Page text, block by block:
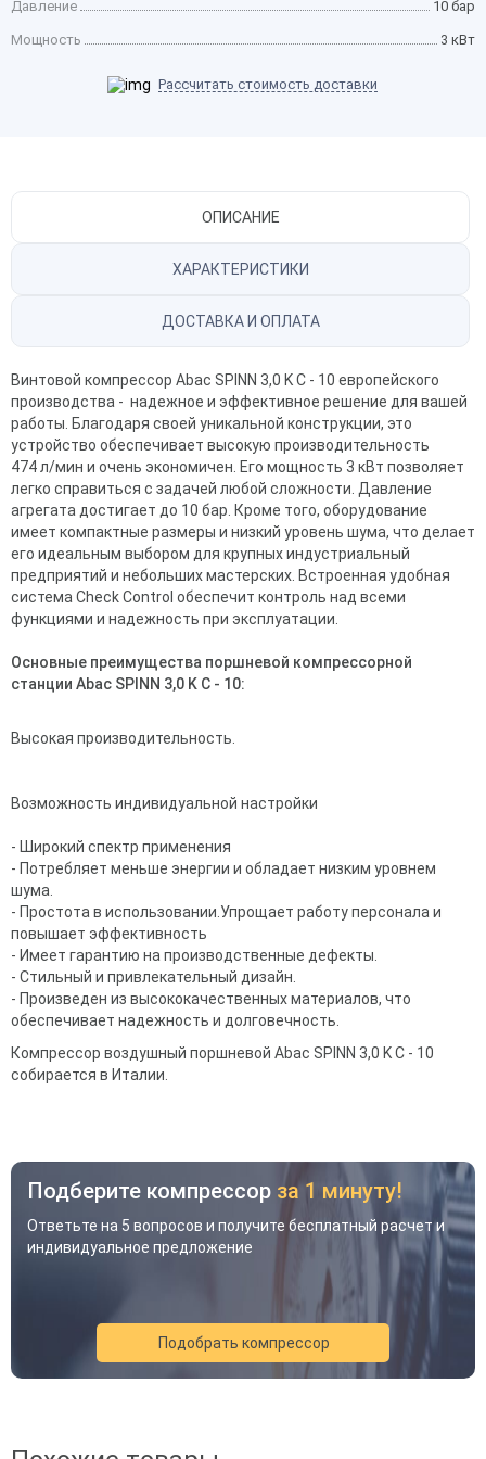
Давление 10 бар
Мощность 3 кВт
Рассчитать стоимость доставки
ОПИСАНИЕ
ХАРАКТЕРИСТИКИ
ДОСТАВКА И ОПЛАТА
Винтовой компрессор Abac SPINN 3,0 K C - 10 европейского
производства - надежное и эффективное решение для вашей
работы. Благодаря своей уникальной конструкции, это
устройство обеспечивает высокую производительность
474 л/мин и очень экономичен. Его мощность 3 кВт позволяет
легко справиться с задачей любой сложности. Давление
агрегата достигает до 10 бар. Кроме того, оборудование
имеет компактные размеры и низкий уровень шума, что делает
его идеальным выбором для крупных индустриальный
предприятий и небольших мастерских. Встроенная удобная
система Check Control обеспечит контроль над всеми
функциями и надежность при эксплуатации.
Основные преимущества поршневой компрессорной
станции Abac SPINN 3,0 K C - 10:
Высокая производительность.
Возможность индивидуальной настройки
- Широкий спектр применения
- Потребляет меньше энергии и обладает низким уровнем
шума.
- Простота в использовании.Упрощает работу персонала и
повышает эффективность
- Имеет гарантию на производственные дефекты.
- Стильный и привлекательный дизайн.
- Произведен из высококачественных материалов, что
обеспечивает надежность и долговечность.
Компрессор воздушный поршневой Abac SPINN 3,0 K C - 10
собирается в Италии.
Подберите компрессор за 1 минуту!
Ответьте на 5 вопросов и получите бесплатный расчет и
индивидуальное предложение
Подобрать компрессор